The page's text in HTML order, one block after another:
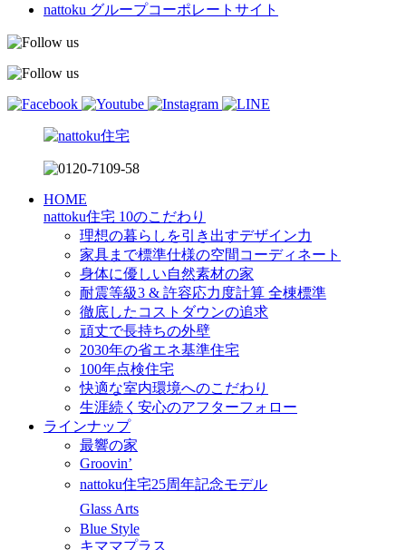
nattoku グループコーポレートサイト
HOME
nattoku住宅 10のこだわり
理想の暮らしを引き出すデザイン力
家具まで標準仕様の空間コーディネート
身体に優しい自然素材の家
耐震等級3 & 許容応力度計算 全棟標準
徹底したコストダウンの追求
頑丈で長持ちの外壁
2030年の省エネ基準住宅
100年点検住宅
快適な室内環境へのこだわり
生涯続く安心のアフターフォロー
ラインナップ
最響の家
Groovin’
nattoku住宅25周年記念モデル
Glass Arts
Blue Style
キママプラス